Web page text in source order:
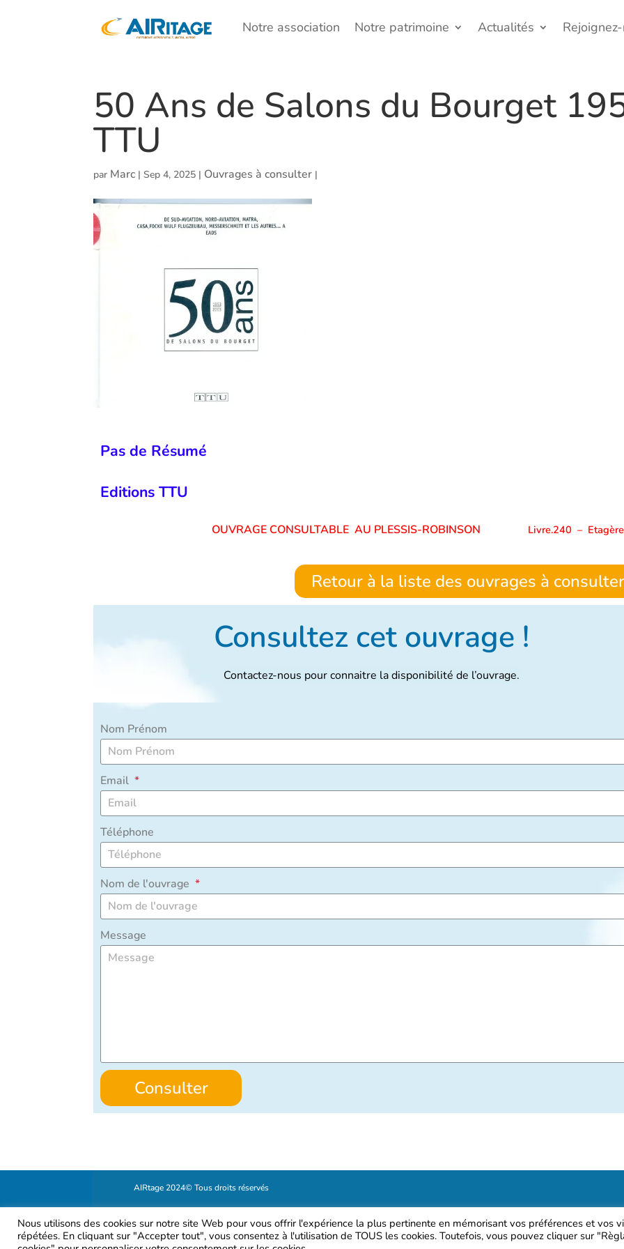
Notre association Notre patrimoine Actualités
50 Ans de Salons du Bourget
TTU
par Marc |Sep 4, 2025 | Ouvrages à consulter |
Pas de Résumé
Editions TTU
OUVRAGE CONSULTABLE AU PLESSIS-ROBINSON Livre.240 –
Retour à la liste des ouvrages à consulter
Consultez cet ouvrage !
Contactez-nous pour connaitre la disponibilité de l’ouvrage.
Nom Prénom
Email
Téléphone
Nom de l'ouvrage
Message
Consulter
AIRtage 2024© Tous droits réservés
Nous utilisons des cookies sur notre site Web pour vous offrir l'expérience la plus pertinente en mémorisant vos préférences et vos
répétées. En cliquant sur "Accepter tout", vous consentez à l'utilisation de TOUS les cookies. Toutefois, vous pouvez cliquer sur